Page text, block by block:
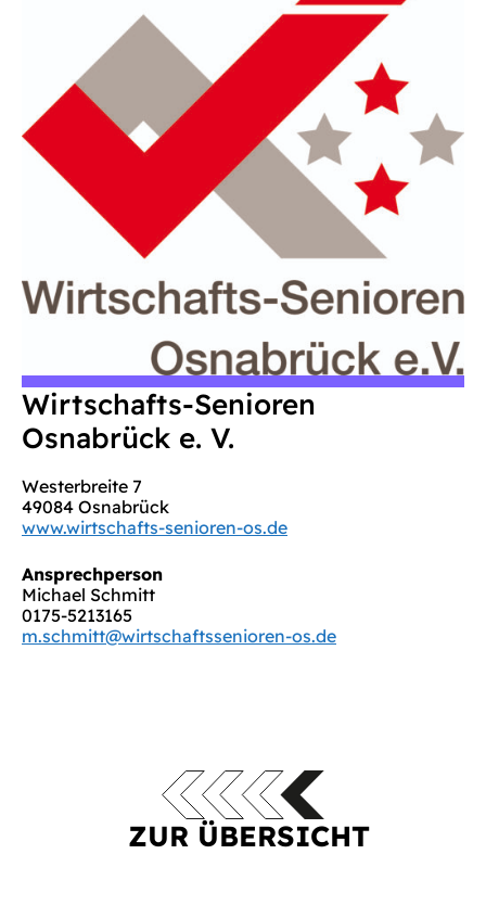
Wirtschafts-Senioren
Osnabrück e. V.
Westerbreite 7
49084 Osnabrück
www.wirtschafts-senioren-os.de
Ansprechperson
Michael Schmitt
0175-5213165
m.schmitt@wirtschaftssenioren-os.de
ZUR ÜBERSICHT